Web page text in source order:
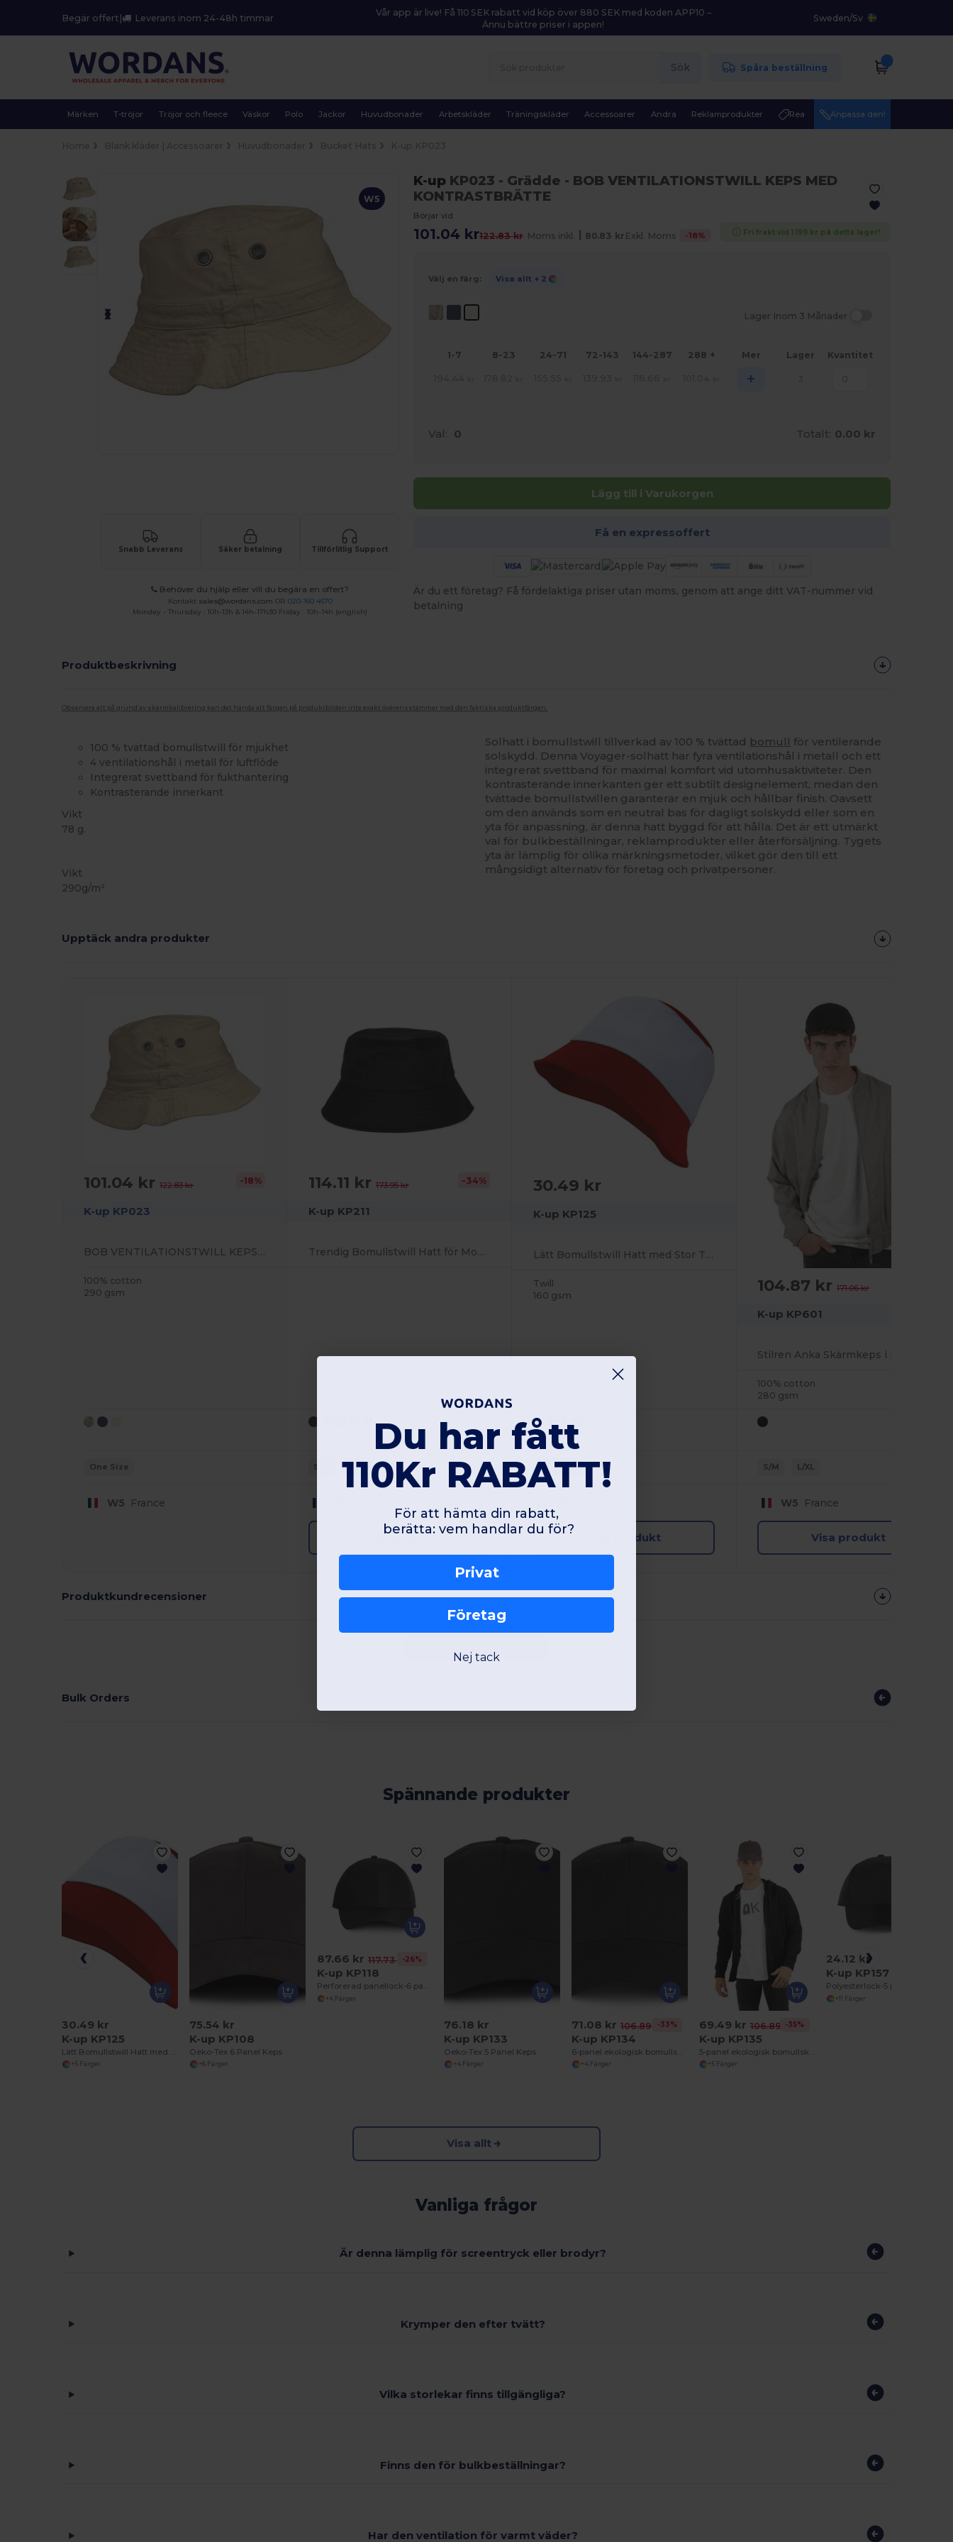
Begär offert | Leverans inom 24-48h timmar
Vår app är live! Få 110 SEK rabatt vid köp över 880 SEK med koden APP10 –
Ännu bättre priser i appen!
Sweden/Sv
Sök Spåra beställning
Märken T-tröjor Tröjor och fleece Väskor Polo Jackor Huvudbonader Arbetskläder Träningskläder Accessoarer Andra Reklamprodukter Rea Anpassa den!
W5
Snabb Leverans Säker betalning Tillförlitlig Support
Behöver du hjälp eller vill du begära en offert?
Kontakt sales@wordans.com OR 020-160 4670
Monday - Thursday : 10h-13h & 14h-17h30 Friday : 10h-14h (english)
K-upKP023 - Grädde - BOB VENTILATIONSTWILL KEPS MED
KONTRASTBRÄTTE
Börjar vid
101.04 kr122.83 kr Moms inkl. | 80.83 kr Exkl. Moms -18% Fri frakt vid 1 199 kr på detta lager!
Välj en färg: Visa allt + 2
Lager Inom 3 Månader
1-7 8-23 24-71 72-143 144-287 288 + Mer Lager Kvantitet
+
Val: 0 Totalt: 0.00 kr
Lägg till i Varukorgen
Få en expressoffert
Är du ett företag? Få fördelaktiga priser utan moms, genom att ange ditt VAT-nummer vid
betalning
Produktbeskrivning
Observera att på grund av skärmkalibrering kan det hända att färgen på produktbilden inte exakt överensstämmer med den faktiska produktfärgen.
100 % tvättad bomullstwill för mjukhet
4 ventilationshål i metall för luftflöde
Integrerat svettband för fukthantering
Kontrasterande innerkant
Vikt
78 g.
Vikt
290g/m²
Solhatt i bomullstwill tillverkad av 100 % tvättad bomull för ventilerande
solskydd. Denna Voyager-solhatt har fyra ventilationshål i metall och ett
integrerat svettband för maximal komfort vid utomhusaktiviteter. Den
kontrasterande innerkanten ger ett subtilt designelement, medan den
tvättade bomullstwillen garanterar en mjuk och hållbar finish. Oavsett
om den används som en neutral bas för dagligt solskydd eller som en
yta för anpassning, är denna hatt byggd för att hålla. Det är ett utmärkt
val för bulkbeställningar, reklamprodukter eller återförsäljning. Tygets
yta är lämplig för olika märkningsmetoder, vilket gör den till ett
mångsidigt alternativ för företag och privatpersoner.
Upptäck andra produkter
101.04 kr122.83 kr -18%
K-up KP023
BOB VENTILATIONSTWILL KEPS MED KONTRASTBRÄTTE
100% cotton
290 gsm
One Size
W5 France
114.11 kr 173.95 kr -34%
K-up KP211
Trendig Bomullstwill Hatt för Modeälskare
S/M L/XL
Visa produkt
30.49 kr
K-up KP125
Lätt Bomullstwill Hatt med Stor Tryckyta
Twill
160 gsm
One Size
Visa produkt
104.87 kr171.06 kr
K-up KP601
100% cotton
280 gsm
S/M L/XL
W5 France
Visa produkt
Produktkundrecensioner
Bulk Orders
Spännande produkter
30.49 kr
K-up KP125
+5 Färger
75.54 kr
K-up KP108
Oeko-Tex 6 Panel Keps
+6 Färger
87.66 kr 117.73 kr-26%
K-up KP118
+4 Färger
76.18 kr
K-up KP133
Oeko-Tex 5 Panel Keps
+4 Färger
71.08 kr 106.89 kr-33%
K-up KP134
+4 Färger
69.49 kr 106.89 kr-35%
K-up KP135
+5 Färger
24.12 kr
K-up KP157
Polyesterlock-5 paneler
+11 Färger
Visa allt
Vanliga frågor
Är denna lämplig för screentryck eller brodyr?
Krymper den efter tvätt?
Vilka storlekar finns tillgängliga?
Finns den för bulkbeställningar?
Har den ventilation för varmt väder?
Du har fått
110Kr RABATT!
För att hämta din rabatt,
berätta: vem handlar du för?
Privat
Företag
Nej tack